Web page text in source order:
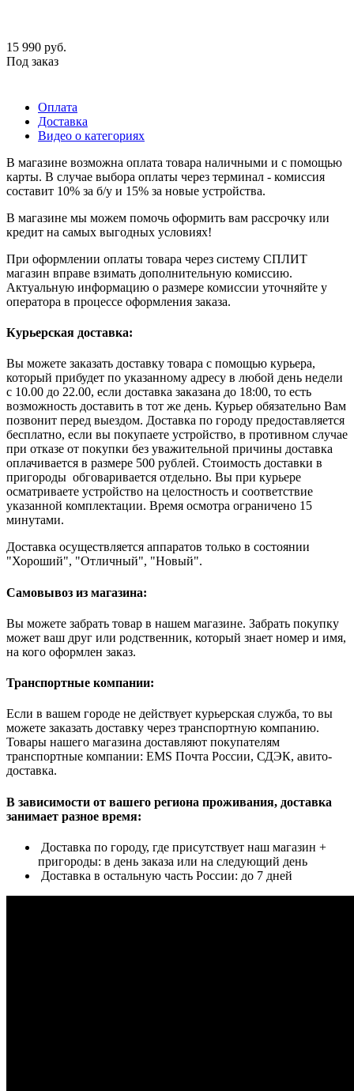
15 990 руб.
Под заказ
Оплата
Доставка
Видео о категориях
В магазине возможна оплата товара наличными и с помощью
карты. В случае выбора оплаты через терминал - комиссия
составит 10% за б/у и 15% за новые устройства.
В магазине мы можем помочь оформить вам рассрочку или
кредит на самых выгодных условиях!
При оформлении оплаты товара через систему СПЛИТ
магазин вправе взимать дополнительную комиссию.
Актуальную информацию о размере комиссии уточняйте у
оператора в процессе оформления заказа.
Курьерская доставка:
Вы можете заказать доставку товара с помощью курьера,
который прибудет по указанному адресу в любой день недели
с 10.00 до 22.00, если доставка заказана до 18:00, то есть
возможность доставить в тот же день. Курьер обязательно Вам
позвонит перед выездом. Доставка по городу предоставляется
бесплатно, если вы покупаете устройство, в противном случае
при отказе от покупки без уважительной причины доставка
оплачивается в размере 500 рублей. Стоимость доставки в
пригороды обговаривается отдельно. Вы при курьере
осматриваете устройство на целостность и соответствие
указанной комплектации. Время осмотра ограничено 15
минутами.
Доставка осуществляется аппаратов только в состоянии
"Хороший", "Отличный", "Новый".
Самовывоз из магазина:
Вы можете забрать товар в нашем магазине. Забрать покупку
может ваш друг или родственник, который знает номер и имя,
на кого оформлен заказ.
Транспортные компании:
Если в вашем городе не действует курьерская служба, то вы
можете заказать доставку через транспортную компанию.
Товары нашего магазина доставляют покупателям
транспортные компании: EMS Почта России, СДЭК, авито-
доставка.
В зависимости от вашего региона проживания, доставка
занимает разное время:
Доставка по городу, где присутствует наш магазин +
пригороды: в день заказа или на следующий день
Доставка в остальную часть России: до 7 дней